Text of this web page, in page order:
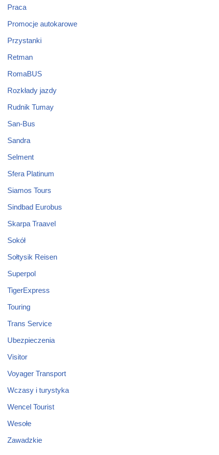
Praca
Promocje autokarowe
Przystanki
Retman
RomaBUS
Rozkłady jazdy
Rudnik Tumay
San-Bus
Sandra
Selment
Sfera Platinum
Siamos Tours
Sindbad Eurobus
Skarpa Traavel
Sokół
Sołtysik Reisen
Superpol
TigerExpress
Touring
Trans Service
Ubezpieczenia
Visitor
Voyager Transport
Wczasy i turystyka
Wencel Tourist
Wesołe
Zawadzkie